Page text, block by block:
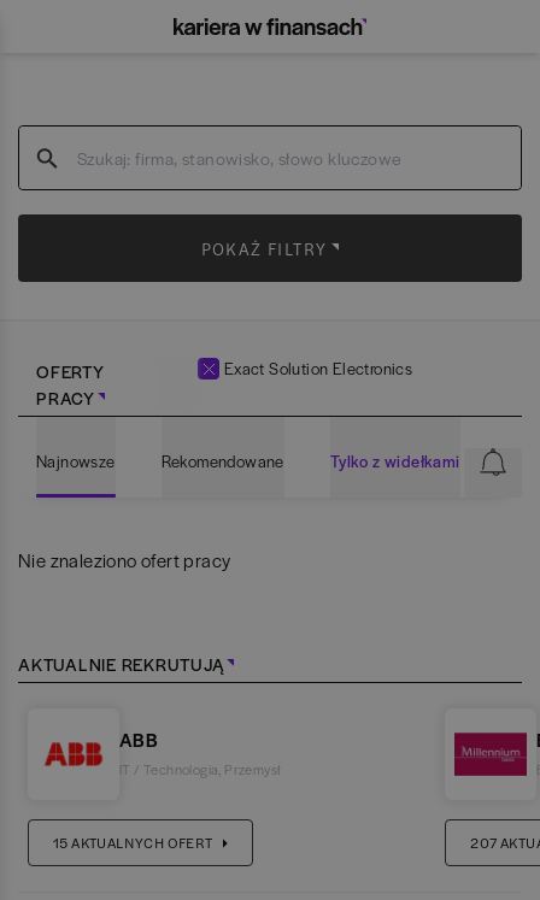
POKAŻ FILTRY
OFERTY
PRACY
Exact Solution Electronics
Najnowsze Rekomendowane Tylko z widełkami
Nie znaleziono ofert pracy
AKTUALNIE REKRUTUJĄ
ABB
IT / Technologia Przemysł
15AKTUALNYCH OFERT 207